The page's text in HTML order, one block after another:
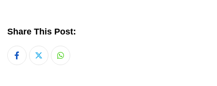
Share This Post:
Whatsapp